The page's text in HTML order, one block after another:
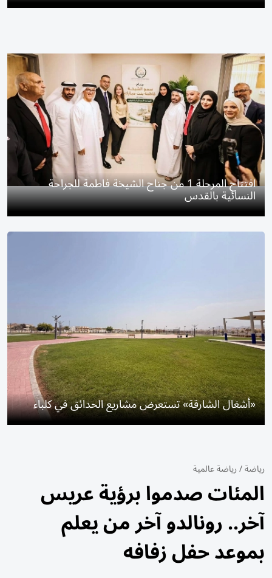
افتتاح المرحلة 1 من جناح الشيخة فاطمة للجراحة
النسائية بالقدس
«أشغال الشارقة» تستعرض مشاريع الحدائق في كلباء
رياضة/رياضة عالمية
المئات صدموا برؤية عريس
آخر.. رونالدو آخر من يعلم
بموعد حفل زفافه